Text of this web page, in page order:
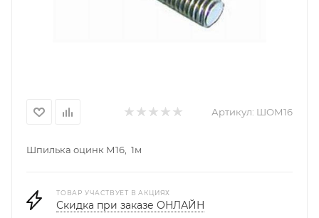
Артикул: ШОМ16
Шпилька оцинк М16, 1м
ТОВАР УЧАСТВУЕТ В АКЦИЯХ
Скидка при заказе ОНЛАЙН